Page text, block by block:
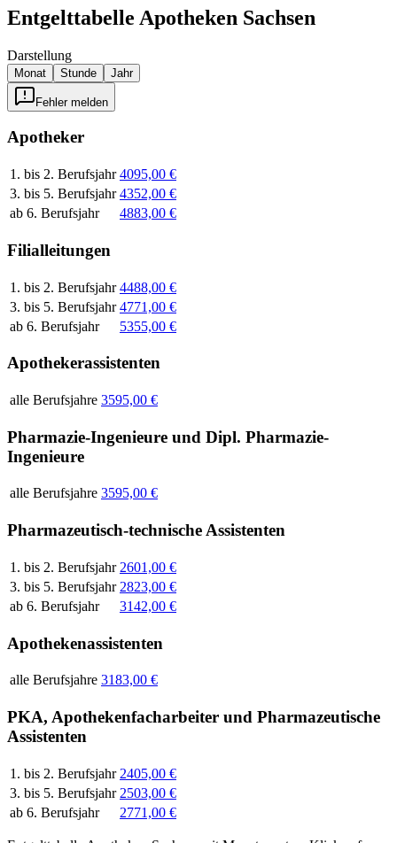
Entgelttabelle Apotheken Sachsen
Darstellung
Monat Stunde Jahr
Fehler melden
Apotheker
1. bis 2. Berufsjahr 4095,00 €
3. bis 5. Berufsjahr 4352,00 €
ab 6. Berufsjahr
4883,00 €
Filialleitungen
1. bis 2. Berufsjahr 4488,00 €
3. bis 5. Berufsjahr 4771,00 €
ab 6. Berufsjahr
5355,00 €
Apothekerassistenten
alle Berufsjahre 3595,00 €
Pharmazie-Ingenieure und Dipl. Pharmazie-
Ingenieure
alle Berufsjahre 3595,00 €
Pharmazeutisch-technische Assistenten
1. bis 2. Berufsjahr 2601,00 €
3. bis 5. Berufsjahr 2823,00 €
ab 6. Berufsjahr
3142,00 €
Apothekenassistenten
alle Berufsjahre 3183,00 €
PKA, Apothekenfacharbeiter und Pharmazeutische
Assistenten
1. bis 2. Berufsjahr 2405,00 €
3. bis 5. Berufsjahr 2503,00 €
ab 6. Berufsjahr
2771,00 €